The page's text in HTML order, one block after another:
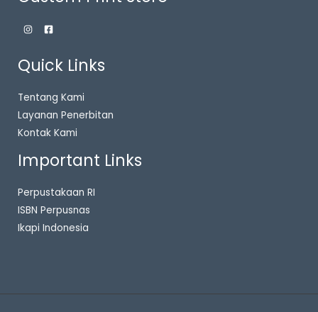
Quick Links
Tentang Kami
Layanan Penerbitan
Kontak Kami
Important Links
Perpustakaan RI
ISBN Perpusnas
Ikapi Indonesia